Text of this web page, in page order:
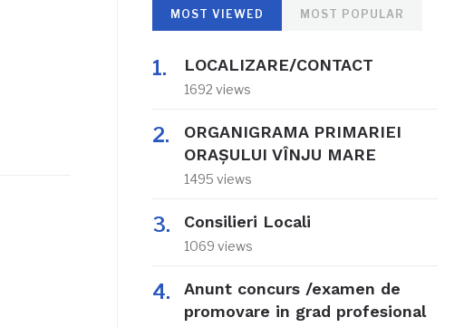
MOST VIEWED MOST POPULAR
LOCALIZARE/CONTACT
1692 views
ORGANIGRAMA PRIMARIEI
ORAŞULUI VÎNJU MARE
1495 views
Consilieri Locali
1069 views
Anunt concurs /examen de
promovare in grad profesional